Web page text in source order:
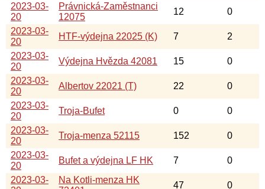
2023-03-
20
Právnická-Zaměstnanci
12075
12
0
2023-03-
20
HTF-výdejna 22025 (K) 7
2
2023-03-
20
Výdejna Hvězda 42081 15
0
2023-03-
20
Albertov 22021 (T) 22
0
2023-03-
20
Troja-Bufet 0
0
2023-03-
20
Troja-menza 52115 152
0
2023-03-
20
Bufet a výdejna LF HK 7
0
2023-03-
Na Kotli-menza HK
47
0